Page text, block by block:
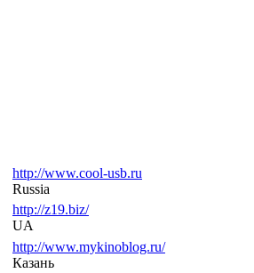
http://www.cool-usb.ru
Russia
http://z19.biz/
UA
http://www.mykinoblog.ru/
Казань